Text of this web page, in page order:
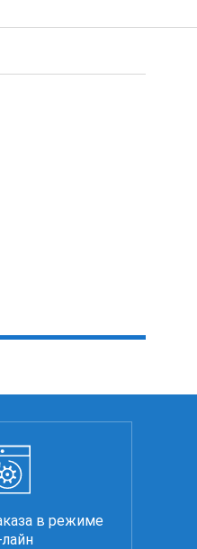
в режиме